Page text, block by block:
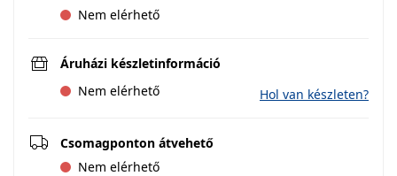
Nem elérhető
Áruházi készletinformáció
Nem elérhető
Hol van készleten?
Csomagponton átvehető
Nem elérhető